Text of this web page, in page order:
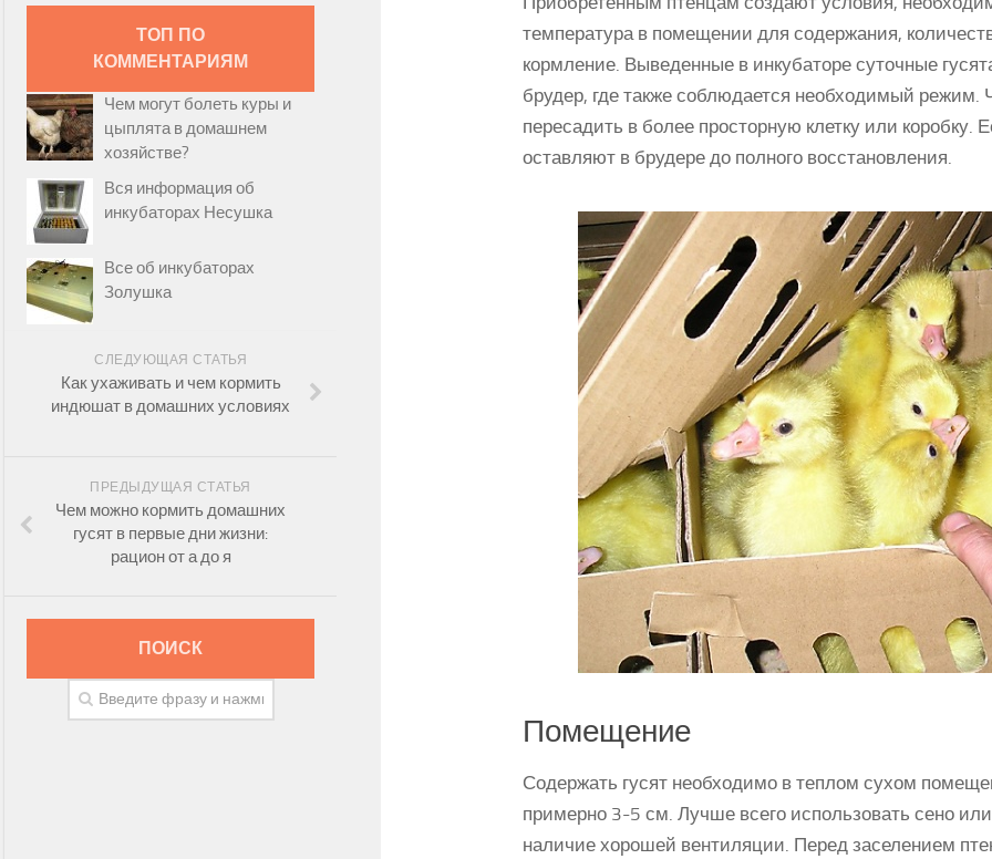
температура в помещении для содержания,
кормление. Выведенные в инкубаторе суточные
брудер, где также соблюдается необходимый режим.
пересадить в более просторную клетку или
оставляют в брудере до полного восстановления.
Помещение
Содержать гусят необходимо в теплом сухом
примерно 3-5 см. Лучше всего использовать сено
наличие хорошей вентиляции. Перед заселением
ТОП ПО
КОММЕНТАРИЯМ
Чем могут болеть куры и
цыплята в домашнем
хозяйстве?
Вся информация об
инкубаторах Несушка
Все об инкубаторах
Золушка
СЛЕДУЮЩАЯ СТАТЬЯ
Как ухаживать и чем кормить
индюшат в домашних условиях
ПРЕДЫДУЩАЯ СТАТЬЯ
Чем можно кормить домашних
гусят в первые дни жизни:
рацион от а до я
ПОИСК